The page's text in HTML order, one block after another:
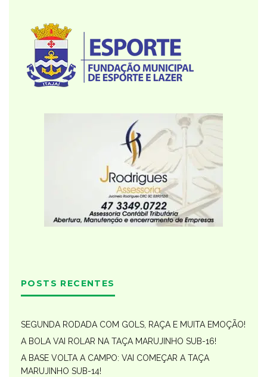
POSTS RECENTES
SEGUNDA RODADA COM GOLS, RAÇA E MUITA EMOÇÃO!
A BOLA VAI ROLAR NA TAÇA MARUJINHO SUB-16!
A BASE VOLTA A CAMPO: VAI COMEÇAR A TAÇA
MARUJINHO SUB-14!